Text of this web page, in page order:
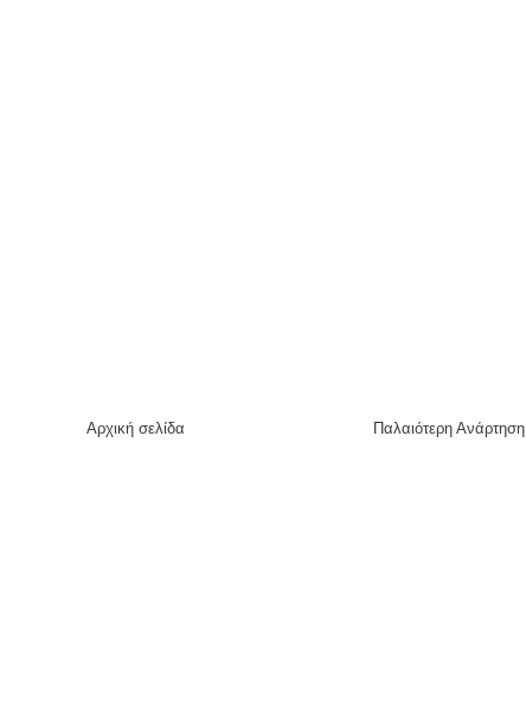
Παλαιότερη Ανάρτηση
Αρχική σελίδα